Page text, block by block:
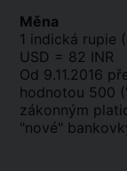
Měna
1 indická rupie
USD = 82 INR
Od 9.11.2016
hodnotou 500
zákonným
"nové"